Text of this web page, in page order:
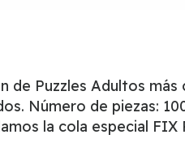
de Puzzles Adultos
Número de piezas:
la cola especial